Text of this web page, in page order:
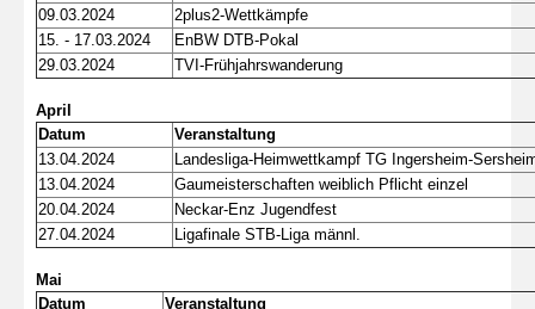
09.03.2024
2plus2-Wettkämpfe
15. - 17.03.2024
EnBW DTB-Pokal
29.03.2024
TVI-Frühjahrswanderung
April
Datum
Veranstaltung
13.04.2024
Landesliga-Heimwettkampf TG Ingersheim-
13.04.2024
Gaumeisterschaften weiblich Pflicht einzel
20.04.2024
Neckar-Enz Jugendfest
27.04.2024
Ligafinale STB-Liga männl.
Mai
Datum
Veranstaltung